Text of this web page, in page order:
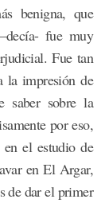
benigna, que
fue muy
Fue tan
la impresión de
saber sobre la
por eso,
en el estudio de
en El Argar,
de dar el primer